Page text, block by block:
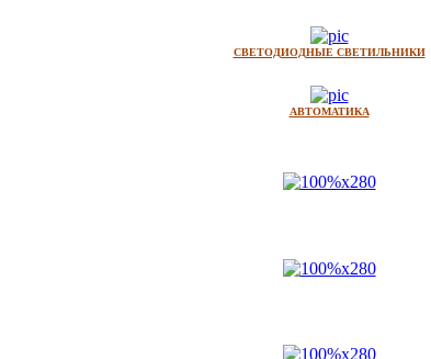
СВЕТОДИОДНЫЕ СВЕТИЛЬНИКИ
АВТОМАТИКА